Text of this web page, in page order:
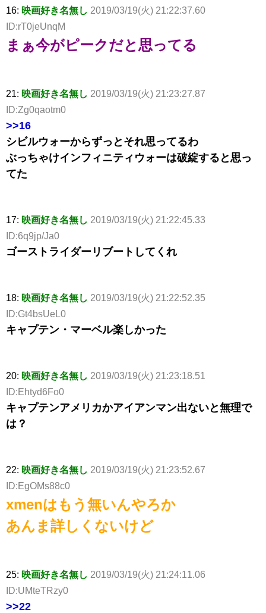
16: 映画好き名無し 2019/03/19(火) 21:22:37.60
ID:rT0jeUnqM
まぁ今がピークだと思ってる
21: 映画好き名無し 2019/03/19(火) 21:23:27.87
ID:Zg0qaotm0
>>16
シビルウォーからずっとそれ思ってるわ
ぶっちゃけインフィニティウォーは破綻すると思っ
てた
17: 映画好き名無し 2019/03/19(火) 21:22:45.33
ID:6q9jp/Ja0
ゴーストライダーリブートしてくれ
18: 映画好き名無し 2019/03/19(火) 21:22:52.35
ID:Gt4bsUeL0
キャプテン・マーベル楽しかった
20: 映画好き名無し 2019/03/19(火) 21:23:18.51
ID:Ehtyd6Fo0
キャプテンアメリカかアイアンマン出ないと無理で
は？
22: 映画好き名無し 2019/03/19(火) 21:23:52.67
ID:EgOMs88c0
xmenはもう無いんやろか
あんま詳しくないけど
25: 映画好き名無し 2019/03/19(火) 21:24:11.06
ID:UMteTRzy0
>>22